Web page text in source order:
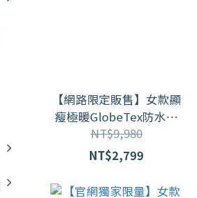
【網路限定販售】女款顯
瘦極暖GlobeTex防水防
風保暖羽絨外套
KF2210005(M-3L)
NT$9,980
NT$2,799